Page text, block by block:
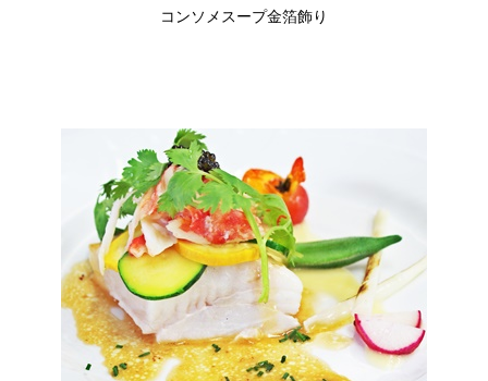
コンソメスープ金箔飾り
シェア 電話